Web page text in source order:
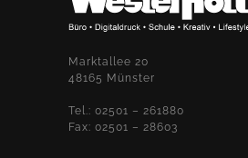
Marktallee 20
48165 Münster
Tel.: 02501 – 261880
Fax: 02501 – 28603